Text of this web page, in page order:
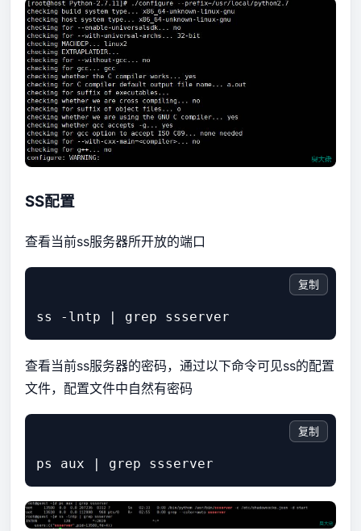
SS配置
查看当前ss服务器所开放的端口
复制
查看当前ss服务器的密码，通过以下命令可见ss的配置
文件，配置文件中自然有密码
复制